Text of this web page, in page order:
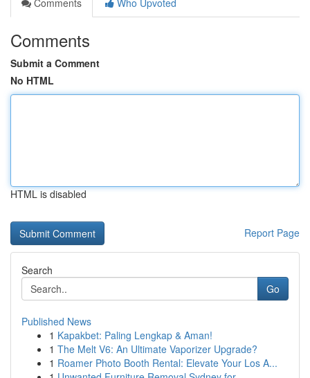
Comments
Who Upvoted
Comments
Submit a Comment
No HTML
HTML is disabled
Report Page
Search
Go
Published News
1 Kapakbet: Paling Lengkap & Aman!
1 The Melt V6: An Ultimate Vaporizer Upgrade?
1 Roamer Photo Booth Rental: Elevate Your Los A...